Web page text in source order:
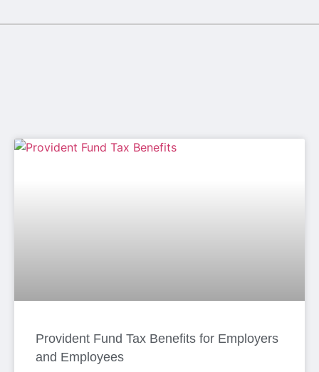
Provident Fund Tax Benefits for Employers
and Employees